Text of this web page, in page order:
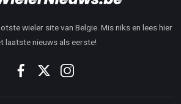
wieler site van Belgie. Mis niks en lees hier
laatste nieuws als eerste!